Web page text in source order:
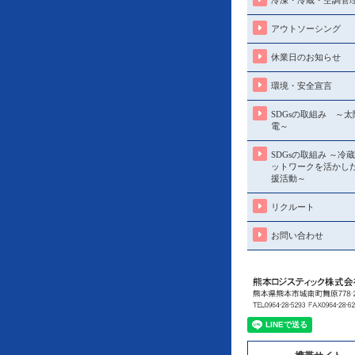
アウトソーシング
休業日のお知らせ
環境・安全宣言
SDGsの取組み ～太
電～
SDGsの取組み ～冷
ットワークを活かし
援活動～
リクルート
お問い合わせ